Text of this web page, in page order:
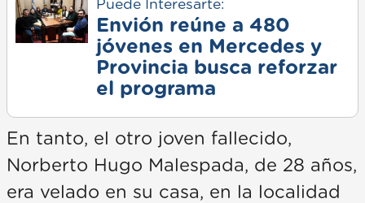
Puede Interesarte:
Envión reúne a 480
jóvenes en Mercedes y
Provincia busca reforzar
el programa
En tanto, el otro joven fallecido,
Norberto Hugo Malespada, de 28 años,
era velado en su casa, en la localidad